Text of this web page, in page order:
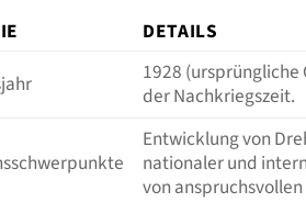
DETAILS
1928
der Nachkriegszeit.
Entwicklung von
nationaler und
von